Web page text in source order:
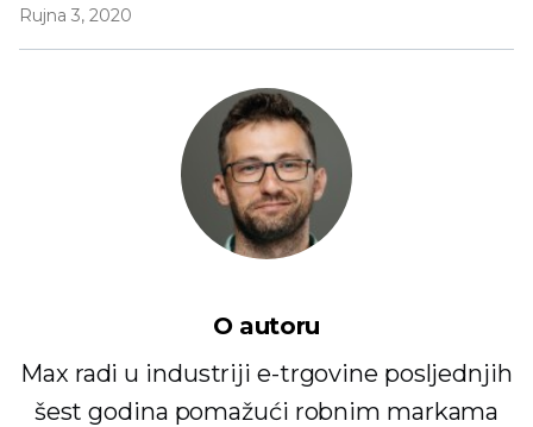
Rujna 3, 2020
O autoru
Max radi u industriji e-trgovine posljednjih
šest godina pomažući robnim markama